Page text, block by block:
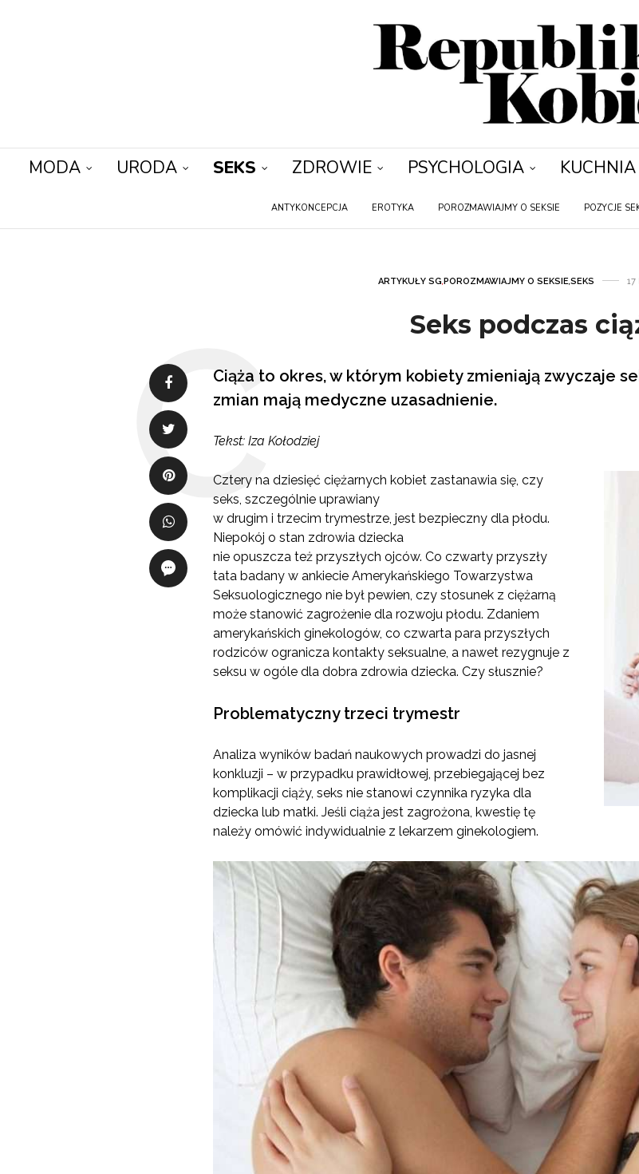
MODA URODA SEKS ZDROWIE PSYCHOLOGIA KUCHNIA
ANTYKONCEPCJA EROTYKA POROZMAWIAJMY O SEKSIE POZYCJE
ARTYKUŁY SG,POROZMAWIAJMY O SEKSIE,SEKS 17
Seks podczas
Ciąża to okres, w którym kobiety zmieniają zwyczaje
zmian mają medyczne uzasadnienie.
Tekst: Iza Kołodziej
Cztery na dziesięć ciężarnych kobiet zastanawia się, czy
seks, szczególnie uprawiany
w drugim i trzecim trymestrze, jest bezpieczny dla płodu.
Niepokój o stan zdrowia dziecka
nie opuszcza też przyszłych ojców. Co czwarty przyszły
tata badany w ankiecie Amerykańskiego Towarzystwa
Seksuologicznego nie był pewien, czy stosunek z ciężarną
może stanowić zagrożenie dla rozwoju płodu. Zdaniem
amerykańskich ginekologów, co czwarta para przyszłych
rodziców ogranicza kontakty seksualne, a nawet rezygnuje z
seksu w ogóle dla dobra zdrowia dziecka. Czy słusznie?
Problematyczny trzeci trymestr
Analiza wyników badań naukowych prowadzi do jasnej
konkluzji – w przypadku prawidłowej, przebiegającej bez
komplikacji ciąży, seks nie stanowi czynnika ryzyka dla
dziecka lub matki. Jeśli ciąża jest zagrożona, kwestię tę
należy omówić indywidualnie z lekarzem ginekologiem.